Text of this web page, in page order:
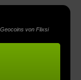
von Flixsi